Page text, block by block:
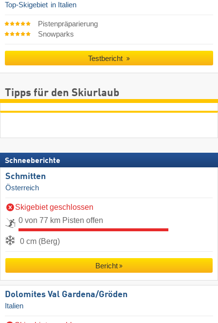
Top-Skigebiet in Italien
Pistenpräparierung
Snowparks
Testbericht
Tipps für den Skiurlaub
Schneeberichte
Schmitten
Österreich
Skigebiet geschlossen
0 von 77 km Pisten offen
0 cm (Berg)
Bericht
Dolomites Val Gardena/​Gröden
Italien